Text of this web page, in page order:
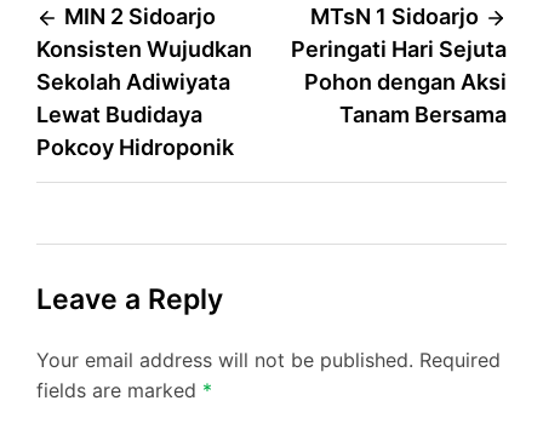
Post
navigation
MIN 2 Sidoarjo
Konsisten Wujudkan
Sekolah Adiwiyata
Lewat Budidaya
Pokcoy Hidroponik
MTsN 1 Sidoarjo
Peringati Hari Sejuta
Pohon dengan Aksi
Tanam Bersama
Leave a Reply
Your email address will not be published. Required
fields are marked *